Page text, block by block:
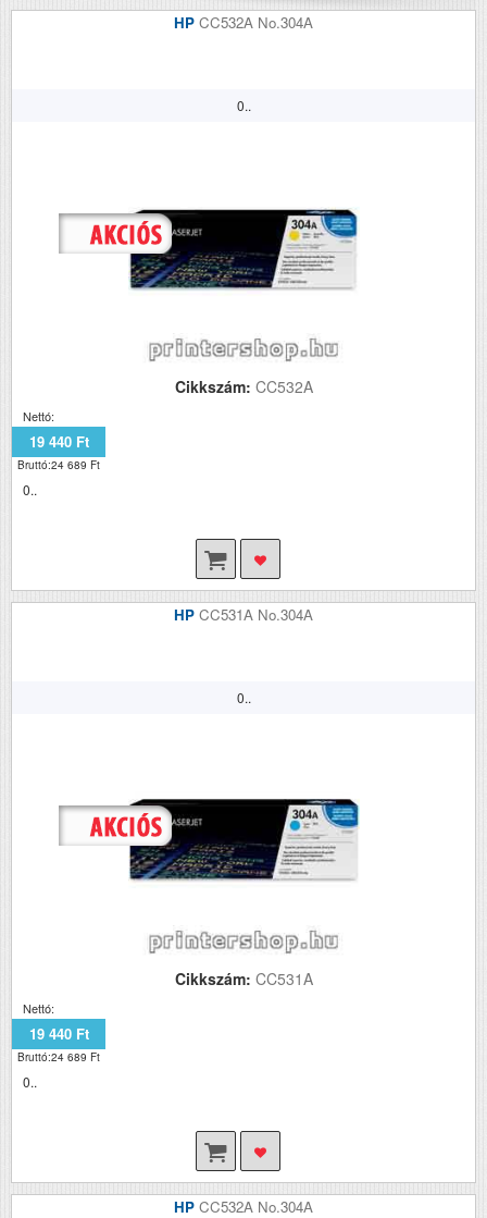
HP CC532A No.304A
0..
Cikkszám: CC532A
Nettó:
19 440 Ft
Bruttó:24 689 Ft
0..
HP CC531A No.304A
0..
Cikkszám: CC531A
Nettó:
19 440 Ft
Bruttó:24 689 Ft
0..
HP CC532A No.304A